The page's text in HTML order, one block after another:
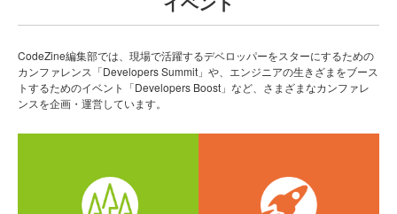
CodeZine編集部では、現場で活躍するデベロッパーをスターにするための
カンファレンス「Developers Summit」や、エンジニアの生きざまをブース
トするためのイベント「Developers Boost」など、さまざまなカンファレ
ンスを企画・運営しています。